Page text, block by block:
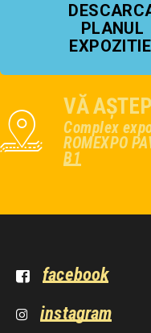
PLANUL
VĂ
Complex
ROMEXPO
B1
facebook
instagram